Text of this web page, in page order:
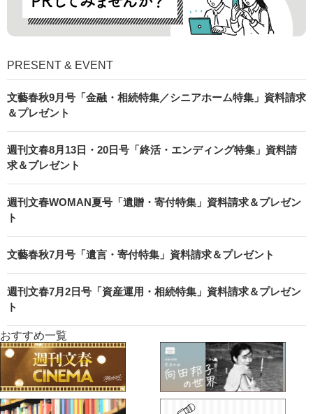
PRESENT & EVENT
文藝春秋9月号「金融・相続特集／シニアホーム特集」資料請求
＆プレゼント
週刊文春8月13日・20日号「終活・エンディング特集」資料請
求＆プレゼント
週刊文春WOMAN夏号「遺贈・寄付特集」資料請求＆プレゼン
ト
文藝春秋7月号「遺言・寄付特集」資料請求＆プレゼント
週刊文春7月2日号「資産運用・相続特集」資料請求＆プレゼン
ト
おすすめ一覧